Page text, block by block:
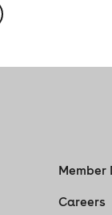
Member
Careers